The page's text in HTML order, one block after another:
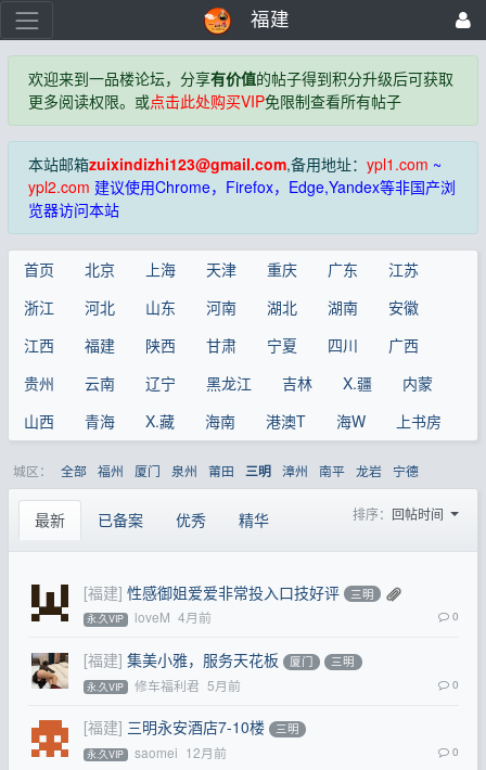
福建
欢迎来到一品楼论坛，分享有价值的帖子得到积分升级后可获取
更多阅读权限。或点击此处购买VIP免限制查看所有帖子
本站邮箱zuixindizhi123@gmail.com,备用地址： ypl1.com ~
ypl2.com 建议使用Chrome，Firefox，Edge,Yandex等非国产浏
览器访问本站
首页 北京 上海 天津 重庆 广东
江苏
浙江
河北 山东 河南 湖北 湖南
安徽
江西
福建 陕西 甘肃 宁夏 四川
广西
贵州
云南 辽宁 黑龙江 吉林 X.疆
内蒙
山西
青海 X.藏 海南 港澳T 海W 上书房
城区： 全部 福州 厦门 泉州 莆田 三明 漳州 南平 龙岩 宁德
最新 已备案 优秀 精华 排序： 回帖时间
[福建] 性感御姐爱爱非常投入口技好评 三明
永.久VIP loveM 4月前 0
[福建] 集美小雅，服务天花板 厦门 三明
永.久VIP 修车福利君 5月前 0
[福建] 三明永安酒店7-10楼 三明
永.久VIP saomei 12月前 0